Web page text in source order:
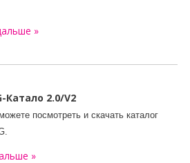
»
Катало 2.0/V2
посмотреть и скачать каталог
.
»